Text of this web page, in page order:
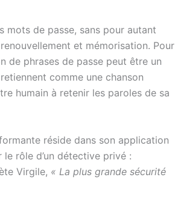
mots de passe, sans pour autant
et mémorisation. Pour
de phrases de passe peut être un
comme une chanson
humain à retenir les paroles de sa
réside dans son application
rôle d’un détective privé :
Virgile, « La plus grande sécurité